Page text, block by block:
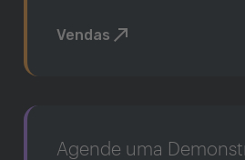
Vendas
Agende uma